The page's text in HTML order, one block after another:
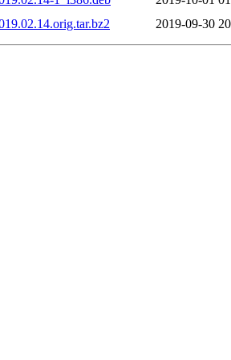
2019-09-30